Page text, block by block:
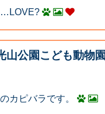
…LOVE?
山公園こども動物園
カピバラです。